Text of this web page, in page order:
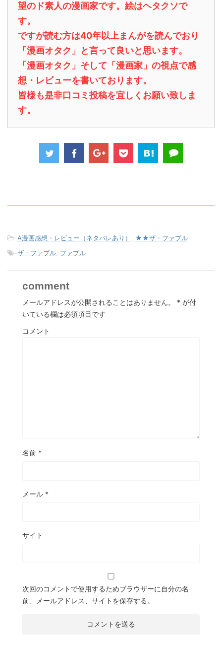
望のド素人の漫画家です。絵はヘタクソで
す。
ですが読む方は40年以上まんがを読んでおり
「漫画オタク」と言って良いと思います。
「漫画オタク」そして「漫画家」の視点で感
想・レビューを書いております。
皆様も是非口コミ投稿を宜しくお願い致しま
す。
-A漫画感想・レビュー（ネタバレあり）
★★ザ・ファブル
-ザ・ファブル ファブル
comment
メールアドレスが公開されることはありません。 * が付
いている欄は必須項目です
コメント
名前 *
メール *
サイト
次回のコメントで使用するためブラウザーに自分の名
前、メールアドレス、サイトを保存する。